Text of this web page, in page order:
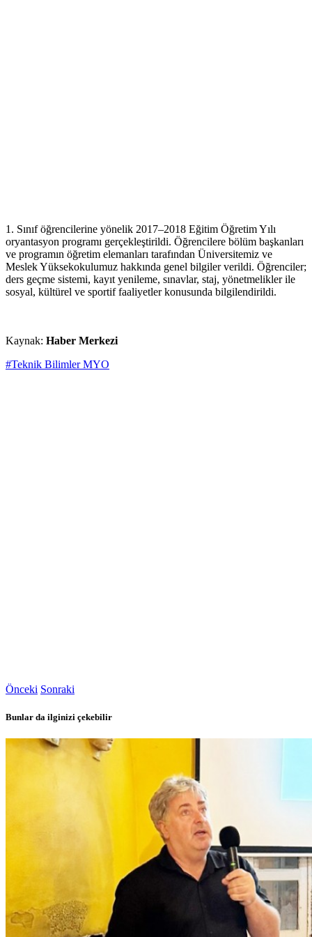
1. Sınıf öğrencilerine yönelik 2017–2018 Eğitim Öğretim Yılı
oryantasyon programı gerçekleştirildi. Öğrencilere bölüm başkanları
ve programın öğretim elemanları tarafından Üniversitemiz ve
Meslek Yüksekokulumuz hakkında genel bilgiler verildi. Öğrenciler;
ders geçme sistemi, kayıt yenileme, sınavlar, staj, yönetmelikler ile
sosyal, kültürel ve sportif faaliyetler konusunda bilgilendirildi.
Kaynak: Haber Merkezi
#Teknik Bilimler MYO
Önceki Sonraki
Bunlar da ilginizi çekebilir